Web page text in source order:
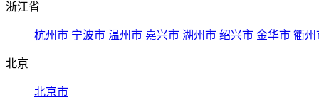
浙江省
杭州市 宁波市 温州市 嘉兴市 湖州市 绍兴市 金华市 衢州
北京
北京市